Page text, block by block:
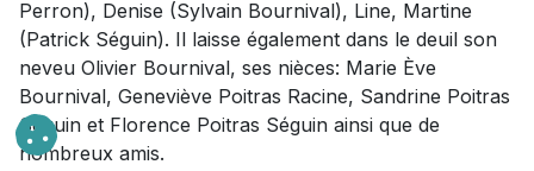
Perron), Denise (Sylvain Bournival), Line, Martine
(Patrick Séguin). Il laisse également dans le deuil son
neveu Olivier Bournival, ses nièces: Marie Ève
Bournival, Geneviève Poitras Racine, Sandrine Poitras
Séguin et Florence Poitras Séguin ainsi que de
nombreux amis.